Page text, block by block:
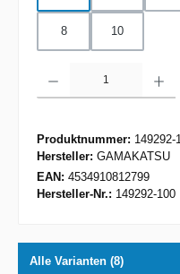
8 10
Produktnummer: 149292-
Hersteller: GAMAKATSU
EAN: 4534910812799
Hersteller-Nr.: 149292-100
Alle Varianten (8)